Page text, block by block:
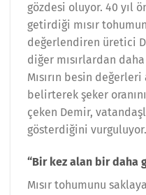
gözdesi oluyor. 40 yıl
getirdiği mısır
değerlendiren üretici
diğer mısırlardan
Mısırın besin
belirterek şeker
çeken Demir,
gösterdiğini vurguluyor.
“Bir kez alan bir daha
Mısır tohumunu